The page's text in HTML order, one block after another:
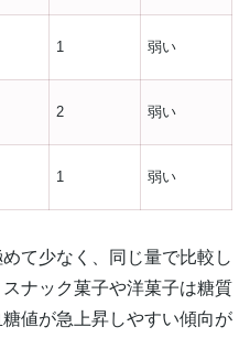
1 弱い
2 弱い
1 弱い
て少なく、同じ量で比較し
ナック菓子や洋菓子は糖質
値が急上昇しやすい傾向が